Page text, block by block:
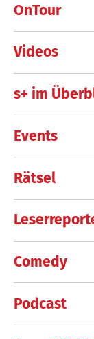
OnTour
Videos
s+ im
Events
Rätsel
Comedy
Podcast